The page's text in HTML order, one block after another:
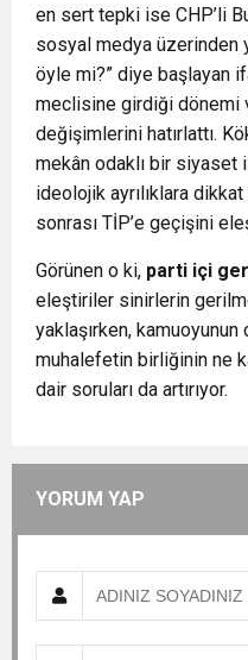
en sert tepki ise CHP’li
sosyal medya üzerinden
öyle mi?” diye başlayan
meclisine girdiği dönemi
değişimlerini hatırlattı.
mekân odaklı bir
ideolojik ayrılıklara
sonrası TİP’e geçişini
Görünen o ki, parti içi
eleştiriler sinirlerin
yaklaşırken,
muhalefetin birliğinin ne
dair soruları da artırıyor.
YORUM YAP